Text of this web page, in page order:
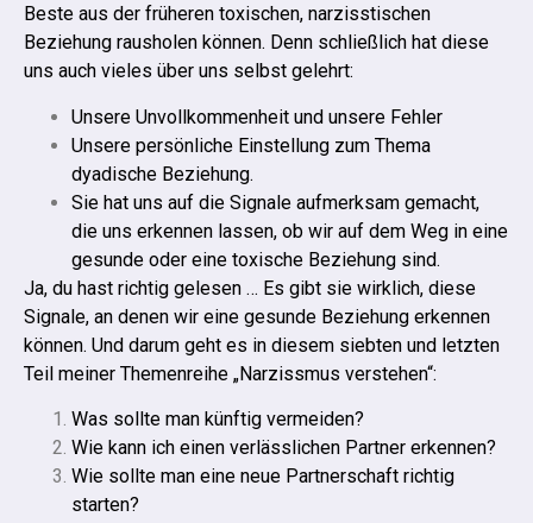
Beste aus der früheren toxischen, narzisstischen
Beziehung rausholen können. Denn schließlich hat diese
uns auch vieles über uns selbst gelehrt:
Unsere Unvollkommenheit und unsere Fehler
Unsere persönliche Einstellung zum Thema
dyadische Beziehung.
Sie hat uns auf die Signale aufmerksam gemacht,
die uns erkennen lassen, ob wir auf dem Weg in eine
gesunde oder eine toxische Beziehung sind.
Ja, du hast richtig gelesen … Es gibt sie wirklich, diese
Signale, an denen wir eine gesunde Beziehung erkennen
können. Und darum geht es in diesem siebten und letzten
Teil meiner Themenreihe „Narzissmus verstehen“:
Was sollte man künftig vermeiden?
Wie kann ich einen verlässlichen Partner erkennen?
Wie sollte man eine neue Partnerschaft richtig
starten?